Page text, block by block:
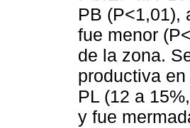
PB (P<1,01),
fue menor
de la zona.
productiva
PL (12 a
y fue